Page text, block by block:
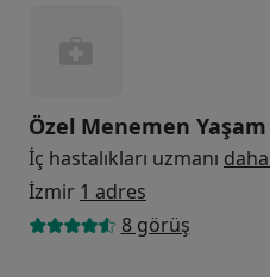
Özel Menemen Yaşam
İç hastalıkları uzmanı
İzmir 1 adres
8 görüş